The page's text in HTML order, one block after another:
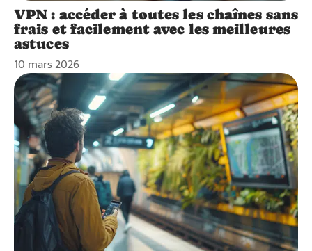
VPN : accéder à toutes les chaînes sans
frais et facilement avec les meilleures
astuces
10 mars 2026